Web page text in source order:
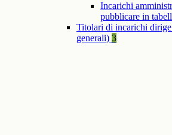
Incarichi
pubblicare in
Titolari di incarichi
generali) 3